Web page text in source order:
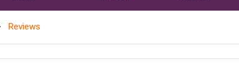
Reviews